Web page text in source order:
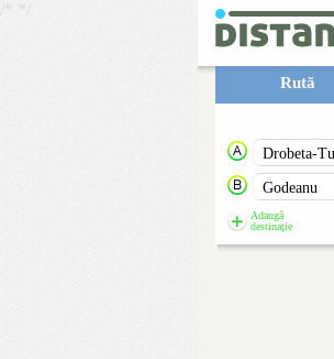
/* */
Rută
Adaugă
destinaţie